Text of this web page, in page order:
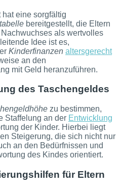
eine sorgfältig
bereitgestellt, die Eltern
als wertvolles
Idee ist es,
Kinderfinanzen altersgerecht
an den
mit Geld heranzuführen.
des Taschengeldes
zu bestimmen,
Staffelung an der Entwicklung
der Kinder. Hierbei liegt
Steigerung, die sich nicht nur
an den Bedürfnissen und
des Kindes orientiert.
für Eltern